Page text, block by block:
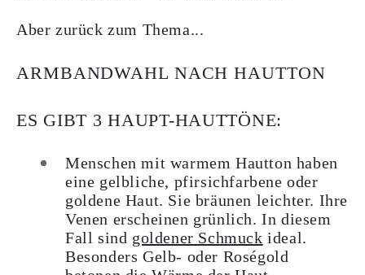
Aber zurück zum Thema...
ARMBANDWAHL NACH HAUTTON
ES GIBT 3 HAUPT-HAUTTÖNE:
Menschen mit warmem Hautton haben
eine gelbliche, pfirsichfarbene oder
goldene Haut. Sie bräunen leichter. Ihre
Venen erscheinen grünlich. In diesem
Fall sind goldener Schmuck ideal.
Besonders Gelb- oder Roségold